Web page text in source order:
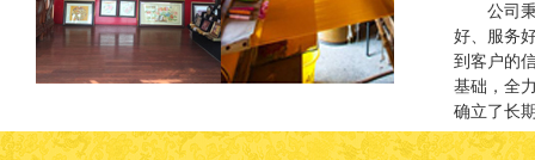
公司
好、服务
到客户的
基础，全
确立了长